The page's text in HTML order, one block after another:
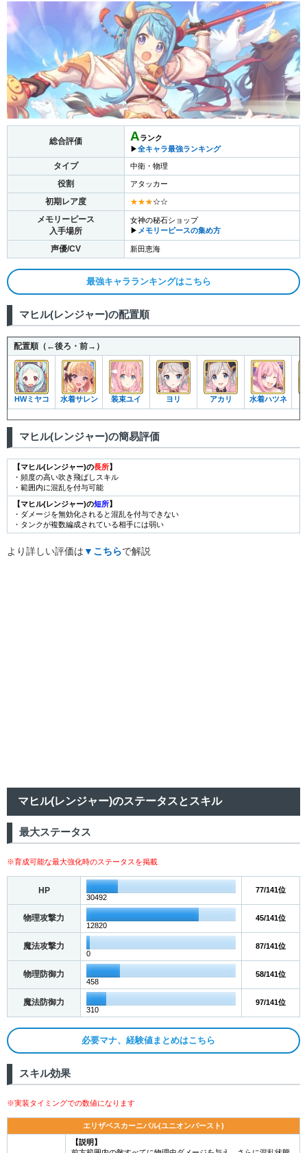
総合評価 Aランク
▶︎全キャラ最強ランキング
タイプ 中衛・物理
役割 アタッカー
初期レア度 ★★★☆☆
メモリーピース
入手場所
女神の秘石ショップ
▶︎ メモリーピースの集め方
声優/CV 新田恵海
最強キャラランキングはこちら
マヒル(レンジャー)の配置順
配置順（←後ろ・前→）
HWミヤコ 水着サレン 装束ユイ ヨリ アカリ 水着ハツネ
マヒル(レンジャー)の簡易評価
【マヒル(レンジャー)の長所】
・頻度の高い吹き飛ばしスキル
・範囲内に混乱を付与可能
【マヒル(レンジャー)の短所】
・ダメージを無効化されると混乱を付与できない
・タンクが複数編成されている相手には弱い
より詳しい評価は ▼こちらで解説
マヒル(レンジャー)のステータスとスキル
最大ステータス
※育成可能な最大強化時のステータスを掲載
HP
30492
77/141位
物理攻撃力
12820
45/141位
魔法攻撃力
0
87/141位
物理防御力
458
58/141位
魔法防御力
310
97/141位
必要マナ、経験値まとめはこちら
スキル効果
※実装タイミングでの数値になります
エリザベスカーニバル(ユニオンバースト)
【説明】